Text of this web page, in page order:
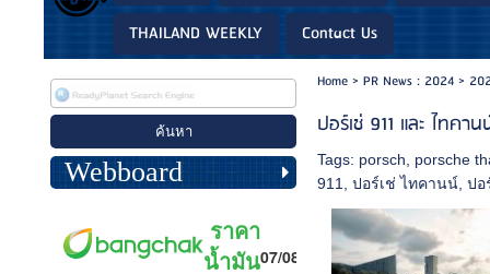
THAILAND WEEKLY
Contact Us
Webboard
Home> PR News : 2024>
ปอร์เช่ 911 และ ไทค
Tags: porsch
porsche
911
,ปอร์เช่ ไทคานน์ ,ปอ